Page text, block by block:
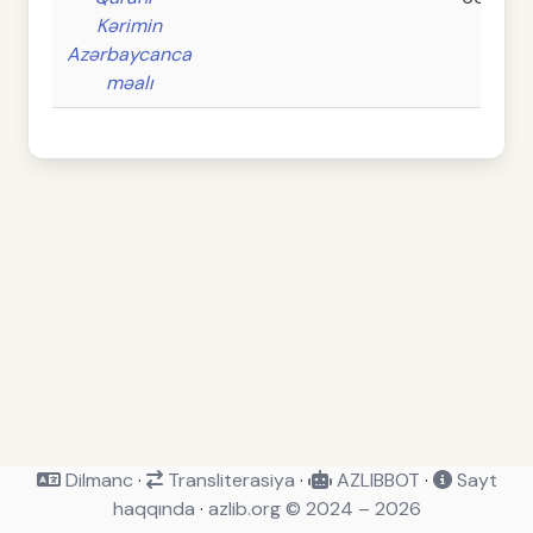
Kərimin
Azərbaycanca
məalı
Dilmanc · Transliterasiya · AZLIBBOT ·
Sayt
haqqında · azlib.org © 2024 – 2026